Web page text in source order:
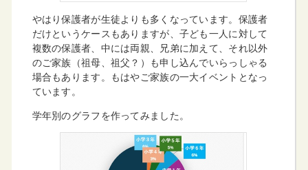
やはり保護者が生徒よりも多くなっています。保護者
だけというケースもありますが、子ども一人に対して
複数の保護者、中には両親、兄弟に加えて、それ以外
のご家族（祖母、祖父？）も申し込んでいらっしゃる
場合もあります。もはやご家族の一大イベントとなっ
ています。
学年別のグラフを作ってみました。